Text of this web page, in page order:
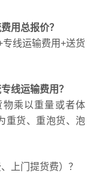
用总报价？
线运输费用+送货
线运输费用？
乘以重量或者体
重货、重泡货、泡
上门提货费）？